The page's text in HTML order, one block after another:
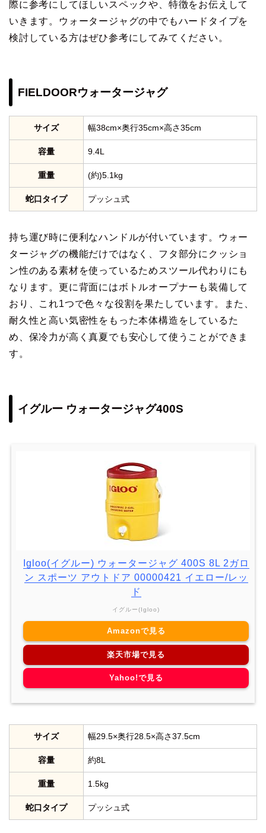
際に参考にしてほしいスペックや、特徴をお伝えして
いきます。ウォータージャグの中でもハードタイプを
検討している方はぜひ参考にしてみてください。
FIELDOORウォータージャグ
サイズ 幅38cm×奥行35cm×高さ35cm
容量 9.4L
重量 (約)5.1kg
蛇口タイプ プッシュ式
持ち運び時に便利なハンドルが付いています。ウォー
タージャグの機能だけではなく、フタ部分にクッショ
ン性のある素材を使っているためスツール代わりにも
なります。更に背面にはボトルオープナーも装備して
おり、これ1つで色々な役割を果たしています。また、
耐久性と高い気密性をもった本体構造をしているた
め、保冷力が高く真夏でも安心して使うことができま
す。
イグルー ウォータージャグ400S
Igloo(イグルー) ウォータージャグ 400S 8L 2ガロ
ン スポーツ アウトドア 00000421 イエロー/レッ
ド
イグルー(Igloo)
Amazonで見る
楽天市場で見る
Yahoo!で見る
サイズ 幅29.5×奥行28.5×高さ37.5cm
容量 約8L
重量 1.5kg
蛇口タイプ プッシュ式